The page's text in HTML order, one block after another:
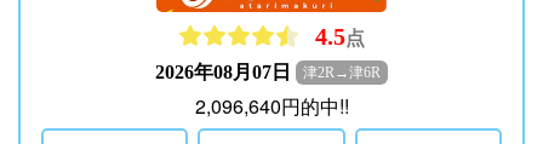
4.5点
2026年08月07日 津2R→津6R
2,096,640円的中!!